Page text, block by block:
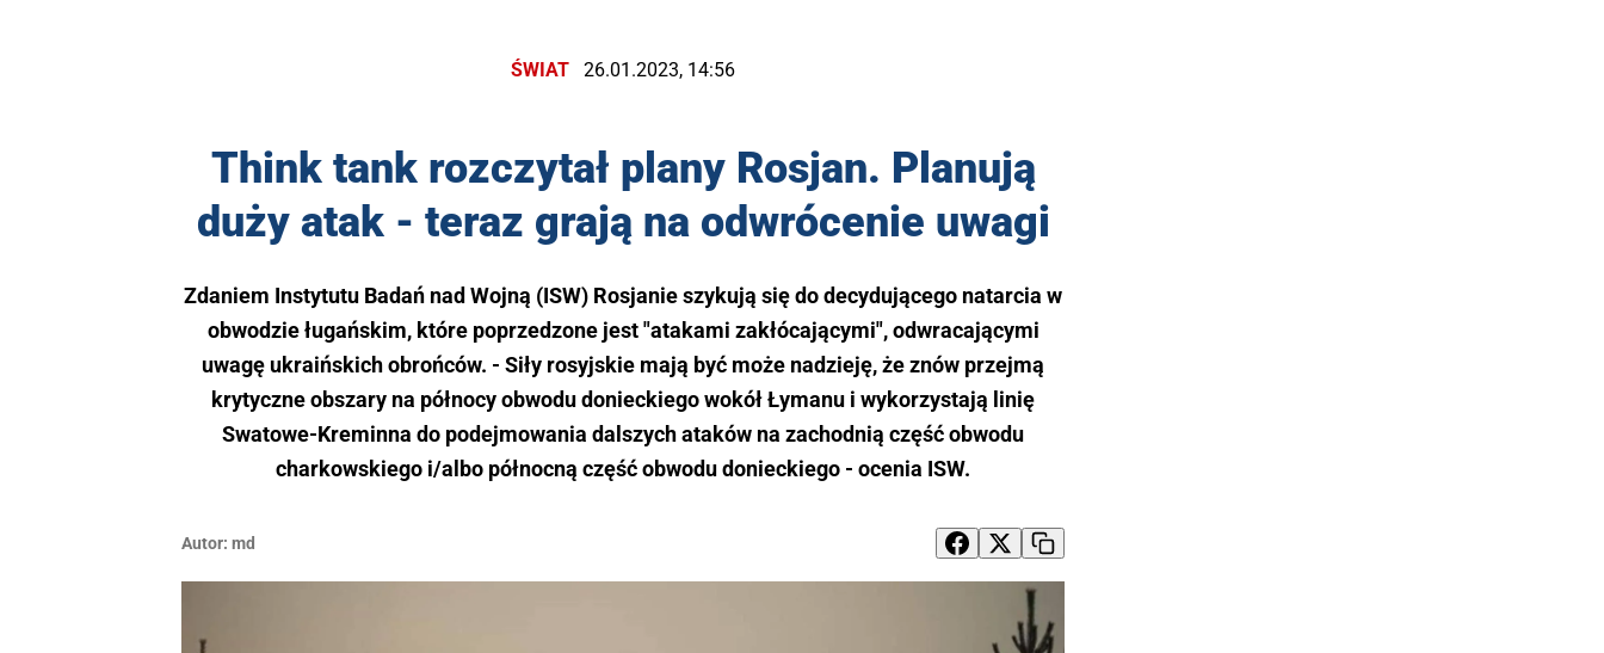
ŚWIAT 26.01.2023, 14:56
Think tank rozczytał plany Rosjan. Planują
duży atak - teraz grają na odwrócenie uwagi
Zdaniem Instytutu Badań nad Wojną (ISW) Rosjanie szykują się do decydującego natarcia w
obwodzie ługańskim, które poprzedzone jest "atakami zakłócającymi", odwracającymi
uwagę ukraińskich obrońców. - Siły rosyjskie mają być może nadzieję, że znów przejmą
krytyczne obszary na północy obwodu donieckiego wokół Łymanu i wykorzystają linię
Swatowe-Kreminna do podejmowania dalszych ataków na zachodnią część obwodu
charkowskiego i/albo północną część obwodu donieckiego - ocenia ISW.
Autor: md